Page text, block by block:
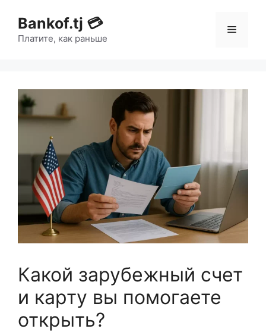
Bankof.tj 💳
Платите, как раньше
Какой зарубежный счет
и карту вы помогаете
открыть?